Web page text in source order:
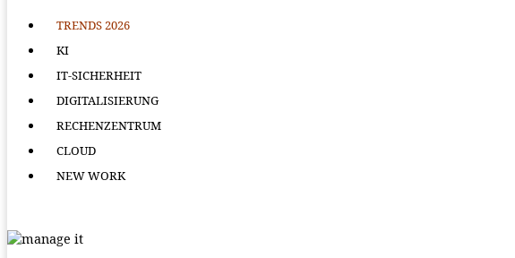
TRENDS 2026
KI
IT-SICHERHEIT
DIGITALISIERUNG
RECHENZENTRUM
CLOUD
NEW WORK